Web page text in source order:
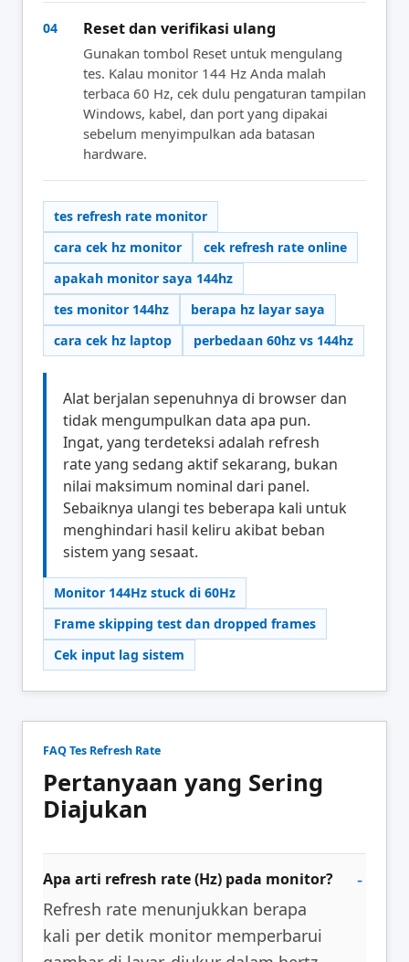
04 Reset dan verifikasi ulang
Gunakan tombol Reset untuk mengulang
tes. Kalau monitor 144 Hz Anda malah
terbaca 60 Hz, cek dulu pengaturan tampilan
Windows, kabel, dan port yang dipakai
sebelum menyimpulkan ada batasan
hardware.
tes refresh rate monitor
cara cek hz monitor
cek refresh rate online
apakah monitor saya 144hz
tes monitor 144hz
berapa hz layar saya
cara cek hz laptop
perbedaan 60hz vs 144hz
Alat berjalan sepenuhnya di browser dan
tidak mengumpulkan data apa pun.
Ingat, yang terdeteksi adalah refresh
rate yang sedang aktif sekarang, bukan
nilai maksimum nominal dari panel.
Sebaiknya ulangi tes beberapa kali untuk
menghindari hasil keliru akibat beban
sistem yang sesaat.
Monitor 144Hz stuck di 60Hz
Frame skipping test dan dropped frames
Cek input lag sistem
FAQ Tes Refresh Rate
Pertanyaan yang Sering
Diajukan
Apa arti refresh rate (Hz) pada monitor?
Refresh rate menunjukkan berapa
kali per detik monitor memperbarui